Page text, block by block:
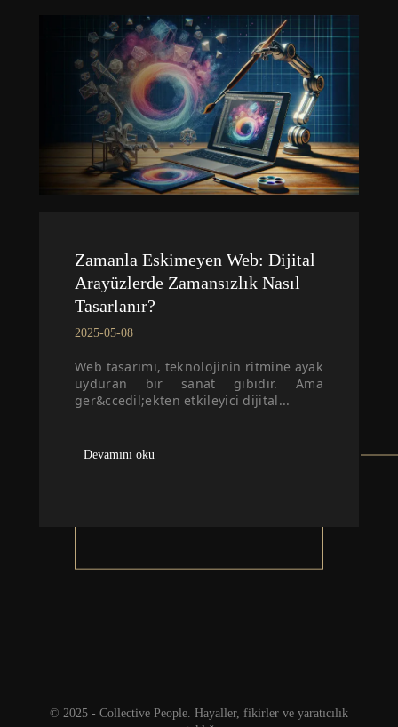
Zamanla Eskimeyen Web: Dijital
Arayüzlerde Zamansızlık Nasıl
Tasarlanır?
2025-05-08
Web tasarımı, teknolojinin ritmine ayak
uyduran bir sanat gibidir. Ama
ger&ccedil;ekten etkileyici dijital...
Devamını oku
© 2025 - Collective People. Hayaller, fikirler ve yaratıcılık